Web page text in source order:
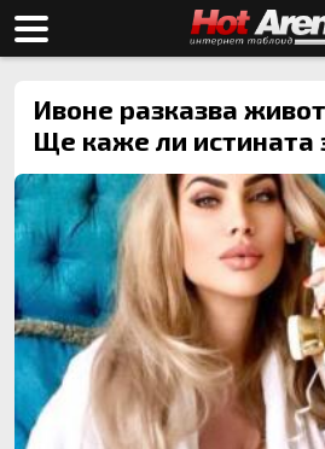
Ивоне разказва
Ще каже ли истината